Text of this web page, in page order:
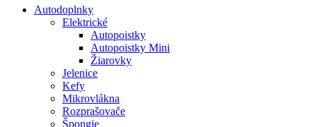
Autodoplnky
Elektrické
Autopoistky
Autopoistky Mini
Žiarovky
Jelenice
Kefy
Mikrovlákna
Rozprašovače
Špongie